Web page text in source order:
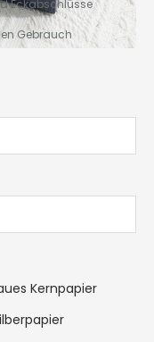
Eckabschlüsse
Gebrauch
Kernpapier